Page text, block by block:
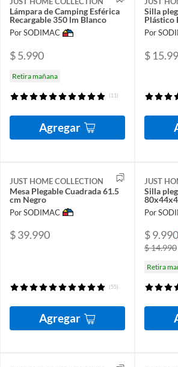
Lámpara de Camping Esférica
Recargable 350 lm Blanco
Por SODIMAC
$ 5.990
Retira mañana
(11)
Agregar
Silla
Plástico
Por
$
JUST HOME COLLECTION
Mesa Plegable Cuadrada 61.5
cm Negro
Por SODIMAC
$ 39.990
(55)
Agregar
JUST
Silla
Por
$ 9.990
$ 14.990
Retira